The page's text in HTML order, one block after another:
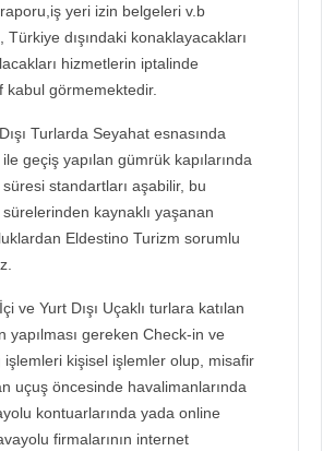
yeri izin belgeleri v.b
Türkiye dışındaki konaklayacakları
hizmetlerin iptalinde
kabul görmemektedir.
Turlarda Seyahat esnasında
geçiş yapılan gümrük kapılarında
standartları aşabilir, bu
kaynaklı yaşanan
Eldestino Turizm sorumlu
ve Yurt Dışı Uçaklı turlara katılan
yapılması gereken Check-in ve
işlemleri kişisel işlemler olup, misafir
uçuş öncesinde havalimanlarında
kontuarlarında yada online
firmalarının internet